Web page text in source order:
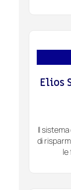
Elios
Il
di
le